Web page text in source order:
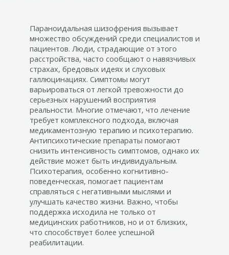
Параноидальная шизофрения вызывает
множество обсуждений среди специалистов и
пациентов. Люди, страдающие от этого
расстройства, часто сообщают о навязчивых
страхах, бредовых идеях и слуховых
галлюцинациях. Симптомы могут
варьироваться от легкой тревожности до
серьезных нарушений восприятия
реальности. Многие отмечают, что лечение
требует комплексного подхода, включая
медикаментозную терапию и психотерапию.
Антипсихотические препараты помогают
снизить интенсивность симптомов, однако их
действие может быть индивидуальным.
Психотерапия, особенно когнитивно-
поведенческая, помогает пациентам
справляться с негативными мыслями и
улучшать качество жизни. Важно, чтобы
поддержка исходила не только от
медицинских работников, но и от близких,
что способствует более успешной
реабилитации.